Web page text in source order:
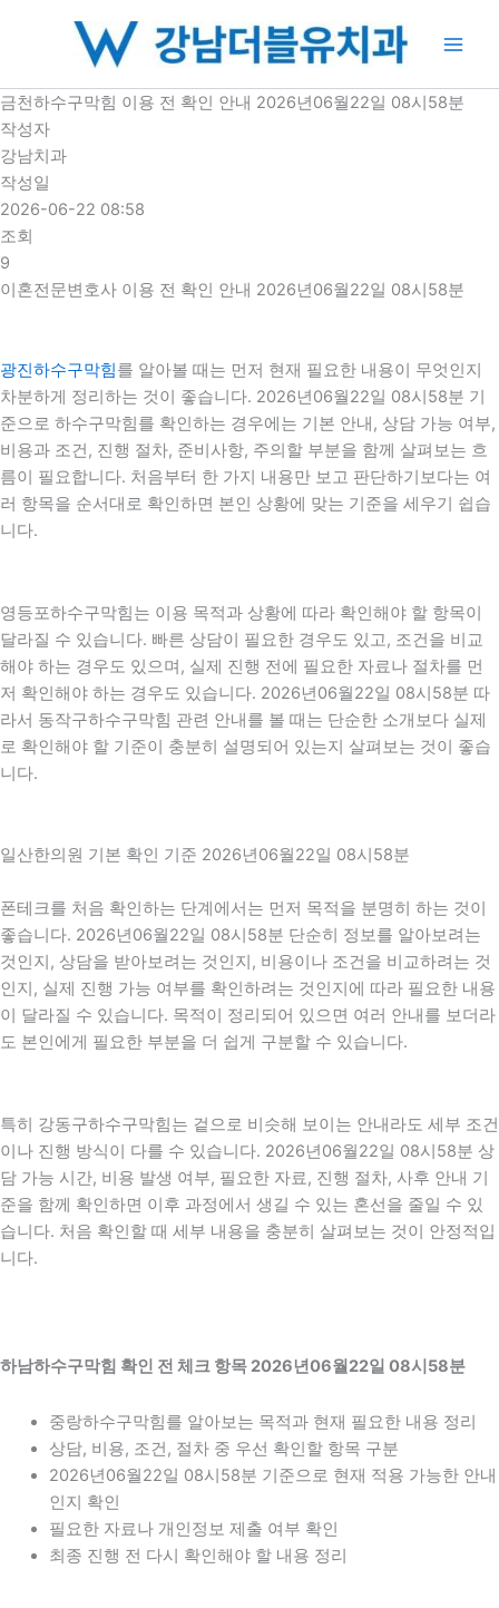
로
건
너
뛰
기
금천하수구막힘 이용 전 확인 안내 2026년06월22일 08시58분
작성자
강남치과
작성일
2026-06-22 08:58
조회
9
이혼전문변호사 이용 전 확인 안내 2026년06월22일 08시58분
광진하수구막힘를 알아볼 때는 먼저 현재 필요한 내용이 무엇인지
차분하게 정리하는 것이 좋습니다. 2026년06월22일 08시58분 기
준으로 하수구막힘를 확인하는 경우에는 기본 안내, 상담 가능 여부,
비용과 조건, 진행 절차, 준비사항, 주의할 부분을 함께 살펴보는 흐
름이 필요합니다. 처음부터 한 가지 내용만 보고 판단하기보다는 여
러 항목을 순서대로 확인하면 본인 상황에 맞는 기준을 세우기 쉽습
니다.
영등포하수구막힘는 이용 목적과 상황에 따라 확인해야 할 항목이
달라질 수 있습니다. 빠른 상담이 필요한 경우도 있고, 조건을 비교
해야 하는 경우도 있으며, 실제 진행 전에 필요한 자료나 절차를 먼
저 확인해야 하는 경우도 있습니다. 2026년06월22일 08시58분 따
라서 동작구하수구막힘 관련 안내를 볼 때는 단순한 소개보다 실제
로 확인해야 할 기준이 충분히 설명되어 있는지 살펴보는 것이 좋습
니다.
일산한의원 기본 확인 기준 2026년06월22일 08시58분
폰테크를 처음 확인하는 단계에서는 먼저 목적을 분명히 하는 것이
좋습니다. 2026년06월22일 08시58분 단순히 정보를 알아보려는
것인지, 상담을 받아보려는 것인지, 비용이나 조건을 비교하려는 것
인지, 실제 진행 가능 여부를 확인하려는 것인지에 따라 필요한 내용
이 달라질 수 있습니다. 목적이 정리되어 있으면 여러 안내를 보더라
도 본인에게 필요한 부분을 더 쉽게 구분할 수 있습니다.
특히 강동구하수구막힘는 겉으로 비슷해 보이는 안내라도 세부 조건
이나 진행 방식이 다를 수 있습니다. 2026년06월22일 08시58분 상
담 가능 시간, 비용 발생 여부, 필요한 자료, 진행 절차, 사후 안내 기
준을 함께 확인하면 이후 과정에서 생길 수 있는 혼선을 줄일 수 있
습니다. 처음 확인할 때 세부 내용을 충분히 살펴보는 것이 안정적입
니다.
하남하수구막힘 확인 전 체크 항목 2026년06월22일 08시58분
중랑하수구막힘를 알아보는 목적과 현재 필요한 내용 정리
상담, 비용, 조건, 절차 중 우선 확인할 항목 구분
2026년06월22일 08시58분 기준으로 현재 적용 가능한 안내
인지 확인
필요한 자료나 개인정보 제출 여부 확인
최종 진행 전 다시 확인해야 할 내용 정리